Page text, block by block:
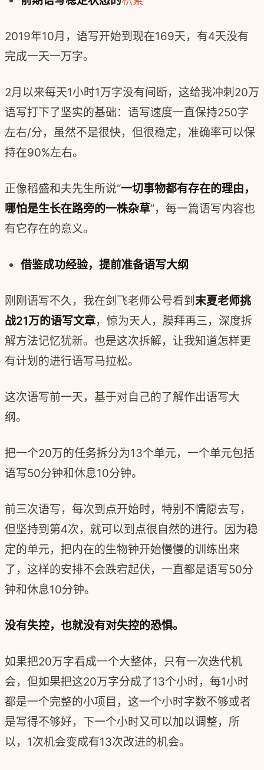
2019年10月，语写开始到现在169天，有4天没有
完成一天一万字。
2月以来每天1小时1万字没有间断，这给我冲刺20万
语写打下了坚实的基础：语写速度一直保持250字
左右/分，虽然不是很快，但很稳定，准确率可以保
持在90%左右。
正像稻盛和夫先生所说“一切事物都有存在的理由，
哪怕是生长在路旁的一株杂草”，每一篇语写内容也
有它存在的意义。
借鉴成功经验，提前准备语写大纲
刚刚语写不久，我在剑飞老师公号看到 末夏老师挑
战21万的语写文章，惊为天人，膜拜再三，深度拆
解方法记忆犹新。也是这次拆解，让我知道怎样更
有计划的进行语写马拉松。
这次语写前一天，基于对自己的了解作出语写大
纲。
把一个20万的任务拆分为13个单元，一个单元包括
语写50分钟和休息10分钟。
前三次语写，每次到点开始时，特别不情愿去写，
但坚持到第4次，就可以到点很自然的进行。因为稳
定的单元，把内在的生物钟开始慢慢的训练出来
了，这样的安排不会跌宕起伏，一直都是语写50分
钟和休息10分钟。
没有失控，也就没有对失控的恐惧。
如果把20万字看成一个大整体，只有一次迭代机
会，但如果把这20万字分成了13个小时，每1小时
都是一个完整的小项目，这一个小时字数不够或者
是写得不够好，下一个小时又可以加以调整，所
以，1次机会变成有13次改进的机会。